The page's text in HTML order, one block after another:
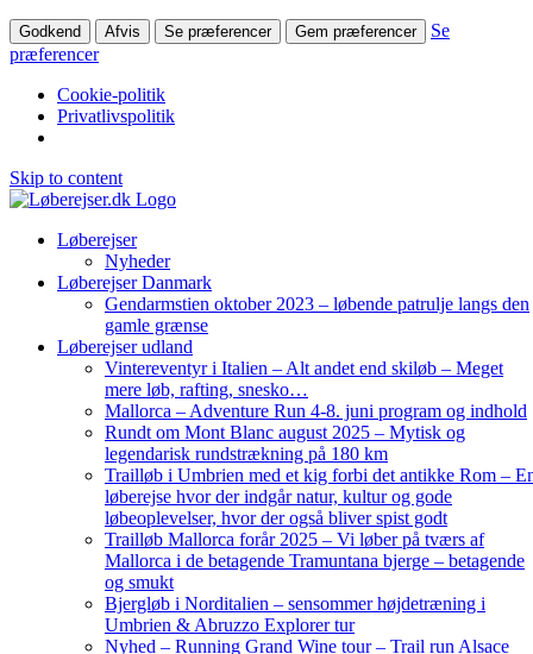
Godkend Afvis Se præferencer Gem præferencer
Se
præferencer
Cookie-politik
Privatlivspolitik
Skip to content
Løberejser
Nyheder
Løberejser Danmark
Gendarmstien oktober 2023 – løbende patrulje langs den
gamle grænse
Løberejser udland
Vintereventyr i Italien – Alt andet end skiløb – Meget
mere løb, rafting, snesko…
Mallorca – Adventure Run 4-8. juni program og indhold
Rundt om Mont Blanc august 2025 – Mytisk og
legendarisk rundstrækning på 180 km
Trailløb i Umbrien med et kig forbi det antikke Rom –
løberejse hvor der indgår natur, kultur og gode
løbeoplevelser, hvor der også bliver spist godt
Trailløb Mallorca forår 2025 – Vi løber på tværs af
Mallorca i de betagende Tramuntana bjerge – betagende
og smukt
Bjergløb i Norditalien – sensommer højdetræning i
Umbrien & Abruzzo Explorer tur
Nyhed – Running Grand Wine tour – Trail run Alsace